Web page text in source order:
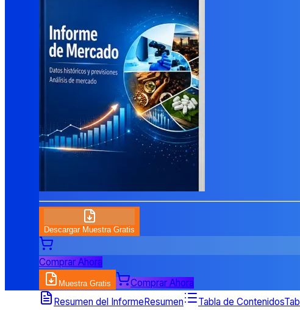
Descargar Muestra Gratis
Comprar Ahora
Muestra Gratis
Comprar Ahora
Resumen del InformeResumen Tabla de Contenidos